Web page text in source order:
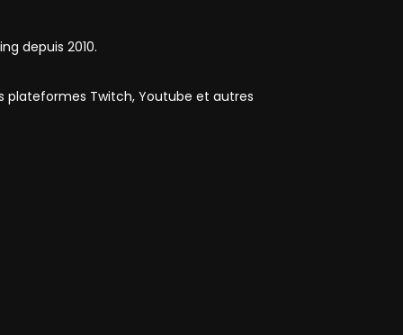
depuis 2010.
plateformes Twitch, Youtube et autres